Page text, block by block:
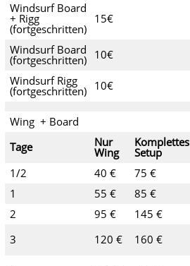
Windsurf Board
+ Rigg
(fortgeschritten)
15€
Windsurf Board
(fortgeschritten) 10€
Windsurf Rigg
(fortgeschritten) 10€
Wing + Board
Tage
Nur
Wing
Komplettes
Setup
1/2
40 € 75 €
1
55 € 85 €
2
95 € 145 €
3
120 € 160 €